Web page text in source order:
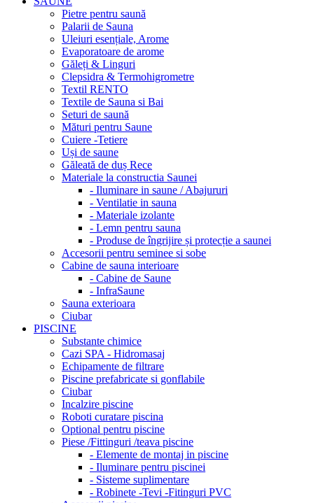
Pietre pentru saună
Palarii de Sauna
Uleiuri esențiale, Arome
Evaporatoare de arome
Găleți & Linguri
Clepsidra & Termohigrometre
Textil RENTO
Textile de Sauna si Bai
Seturi de saună
Mături pentru Saune
Cuiere -Tetiere
Uși de saune
Găleată de duș Rece
Materiale la constructia Saunei
- Iluminare in saune / Abajururi
- Ventilatie in sauna
- Materiale izolante
- Lemn pentru sauna
- Produse de îngrijire și protecție a saunei
Accesorii pentru seminee si sobe
Cabine de sauna interioare
- Cabine de Saune
- InfraSaune
Sauna exterioara
Ciubar
PISCINE
Substante chimice
Cazi SPA - Hidromasaj
Echipamente de filtrare
Piscine prefabricate si gonflabile
Ciubar
Incalzire piscine
Roboti curatare piscina
Optional pentru piscine
Piese /Fittinguri /teava piscine
- Elemente de montaj in piscine
- Iluminare pentru piscinei
- Sisteme suplimentare
- Robinete -Tevi -Fitinguri PVC